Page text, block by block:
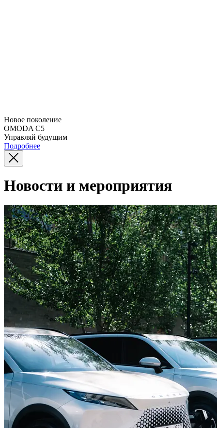
Новое поколение
OMODA C5
Управляй будущим
Подробнее
Новости и мероприятия